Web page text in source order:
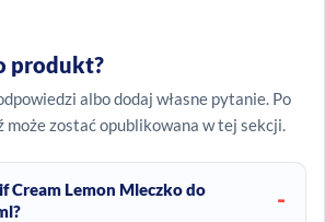
produkt?
albo dodaj własne pytanie. Po
może zostać opublikowana w tej sekcji.
Cream Lemon Mleczko do